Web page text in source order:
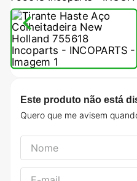
Este produto não está